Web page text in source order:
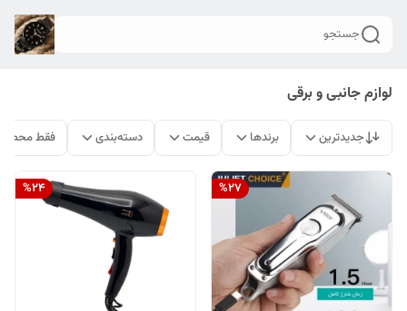
جستجو
لوازم جانبی و برقی
جدیدترین برندها قیمت دسته‌بندی فقط
%27
%24